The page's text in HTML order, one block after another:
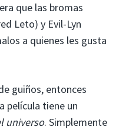
que las bromas
Leto) y Evil-Lyn
a quienes les gusta
guiños, entonces
película tiene un
universo. Simplemente